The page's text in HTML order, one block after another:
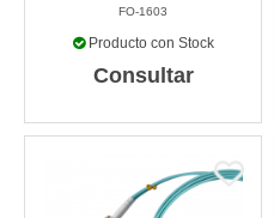
FO-1603
Producto con Stock
Consultar